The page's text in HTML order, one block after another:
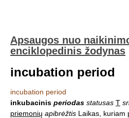
Apsaugos nuo
enciklopedinis žodynas
incubation period
incubation period
inkubacinis periodas statusas T
priemonių apibrėžtis Laikas, kuriam